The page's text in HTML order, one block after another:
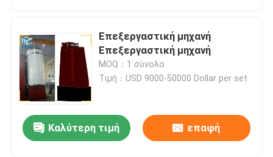
Επεξεργαστική μηχανή
Επεξεργαστική μηχανή
MOQ：1 σύνολο
Τιμή：USD 9000-50000 Dollar per set
Καλύτερη τιμή επαφή